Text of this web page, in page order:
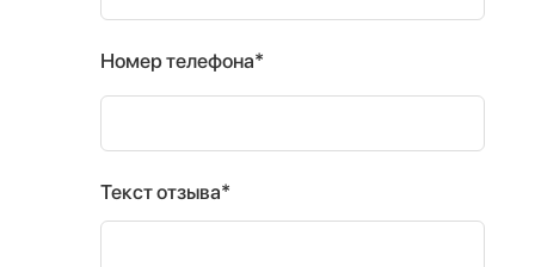
Номер телефона*
Текст отзыва*